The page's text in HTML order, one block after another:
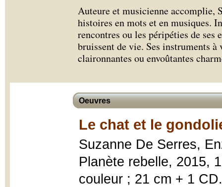
Auteure et musicienne accomplie,
histoires en mots et en musiques.
rencontres ou les péripéties de ses
bruissent de vie. Ses instruments
claironnantes ou envoûtantes
Oeuvres
Le chat et le
Suzanne De Serres,
Planète rebelle, 2015,
couleur ; 21 cm + 1 CD.